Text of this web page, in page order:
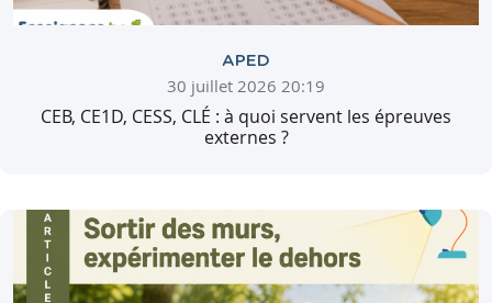
APED
30 juillet 2026 20:19
CEB, CE1D, CESS, CLÉ : à quoi servent les épreuves
externes ?